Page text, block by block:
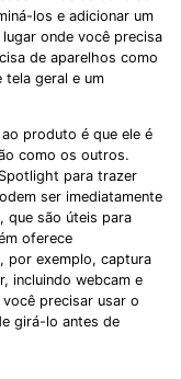
los e adicionar um
onde você precisa
de aparelhos como
tela geral e um
produto é que ele é
como os outros.
para trazer
ser imediatamente
que são úteis para
oferece
por exemplo, captura
incluindo webcam e
precisar usar o
girá-lo antes de